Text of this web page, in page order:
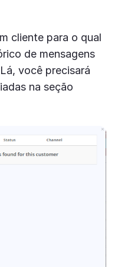
cliente para o qual
de mensagens
você precisará
na seção